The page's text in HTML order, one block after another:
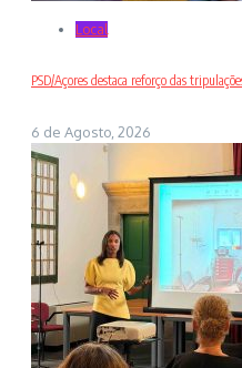
Local
PSD/Açores destaca reforço das
6 de Agosto, 2026